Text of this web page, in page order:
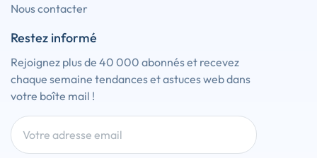
Nous contacter
Restez informé
Rejoignez plus de 40 000 abonnés et recevez
chaque semaine tendances et astuces web dans
votre boîte mail !